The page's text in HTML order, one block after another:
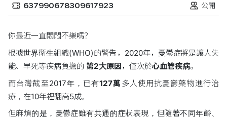
637990678309617923 公開
你最近一直悶悶不樂嗎？
根據世界衛生組織(WHO)的警告，2020年，憂鬱症將是讓人失
能、早死等疾病負擔的 第2大原因，僅次於心血管疾病。
而台灣截至2017年，已有127萬 多人使用抗憂鬱藥物進行治
療，在10年裡翻高5成。
但麻煩的是，憂鬱症雖有共通的症狀表現，但隨著不同年齡、